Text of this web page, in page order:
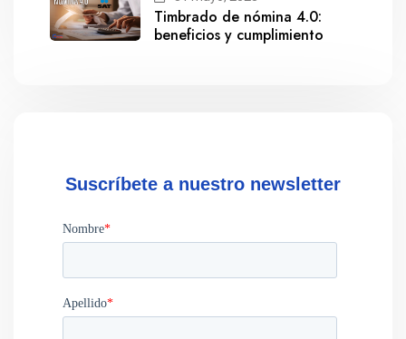
Timbrado de nómina 4.0:
beneficios y cumplimiento
Suscríbete a nuestro newsletter